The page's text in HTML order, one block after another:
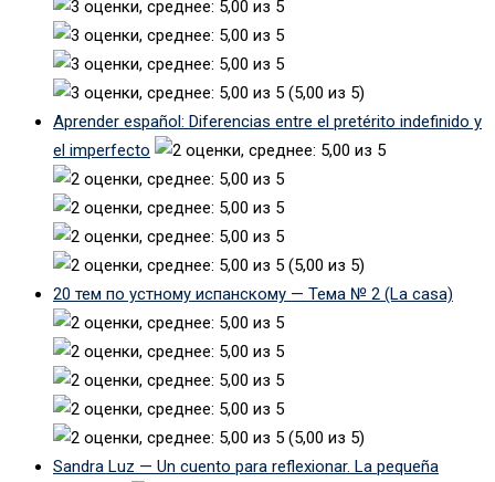
(5,00 из 5)
Aprender español: Diferencias entre el pretérito indefinido y
el imperfecto
(5,00 из 5)
20 тем по устному испанскому — Тема № 2 (La casa)
(5,00 из 5)
Sandra Luz — Un cuento para reflexionar. La pequeña